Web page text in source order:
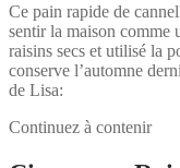
Ce pain rapide de
sentir la maison comme
raisins secs et utilisé la
conserve l’automne
de Lisa:
Continuez à contenir